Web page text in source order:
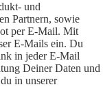
und
Partnern, sowie
per E-Mail. Mit
E-Mails ein. Du
in jeder E-Mail
Deiner Daten und
in unserer